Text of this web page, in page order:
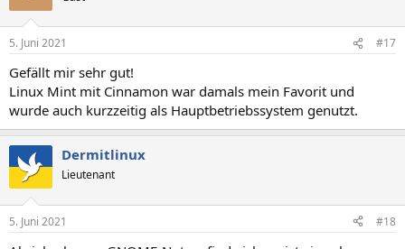
e
:
5. Juni 2021 #17
Gefällt mir sehr gut!
Linux Mint mit Cinnamon war damals mein Favorit und
wurde auch kurzzeitig als Hauptbetriebssystem genutzt.
Dermitlinux
Lieutenant
5. Juni 2021 #18